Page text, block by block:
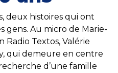
deux histoires qui ont
gens. Au micro de Marie-
Radio Textos, Valérie
qui demeure en centre
d’une famille